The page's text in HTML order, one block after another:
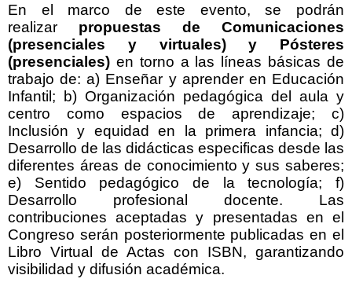
En el marco de este evento, se podrán
realizar propuestas de Comunicaciones
(presenciales y virtuales) y Pósteres
(presenciales) en torno a las líneas básicas de
trabajo de: a) Enseñar y aprender en Educación
Infantil; b) Organización pedagógica del aula y
centro como espacios de aprendizaje; c)
Inclusión y equidad en la primera infancia; d)
Desarrollo de las didácticas especificas desde las
diferentes áreas de conocimiento y sus saberes;
e) Sentido pedagógico de la tecnología; f)
Desarrollo profesional docente. Las
contribuciones aceptadas y presentadas en el
Congreso serán posteriormente publicadas en el
Libro Virtual de Actas con ISBN, garantizando
visibilidad y difusión académica.